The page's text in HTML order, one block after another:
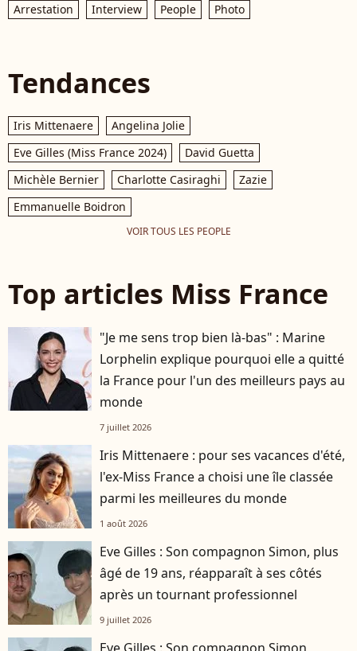
Arrestation
Interview People Photo
Tendances
Iris Mittenaere
Angelina Jolie
Eve Gilles (Miss France 2024)
David Guetta
Michèle Bernier
Charlotte Casiraghi
Zazie
Emmanuelle Boidron
VOIR TOUS LES PEOPLE
Top articles Miss France
"Je me sens trop bien là-bas" : Marine
Lorphelin explique pourquoi elle a quitté
la France pour l'un des meilleurs pays au
monde
7 juillet 2026
Iris Mittenaere : pour ses vacances d'été,
l'ex-Miss France a choisi une île classée
parmi les meilleures du monde
1 août 2026
Eve Gilles : Son compagnon Simon, plus
âgé de 19 ans, réapparaît à ses côtés
après un tournant professionnel
9 juillet 2026